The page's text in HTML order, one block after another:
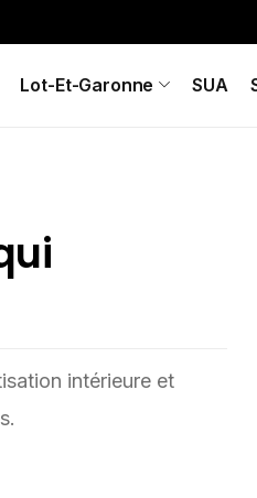
Lot-Et-Garonne SUA
intérieure et